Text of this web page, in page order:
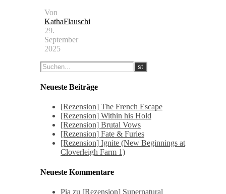
Von
KathaFlauschi
29.
September
2025
Neueste Beiträge
[Rezension] The French Escape
[Rezension] Within his Hold
[Rezension] Brutal Vows
[Rezension] Fate & Furies
[Rezension] Ignite (New Beginnings at
Cloverleigh Farm 1)
Neueste Kommentare
Pia zu [Rezension] Supernatural